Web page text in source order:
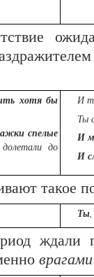
хотя бы
спелые
до
И
Ты
И
И
такое
Ты
ждали
врагами